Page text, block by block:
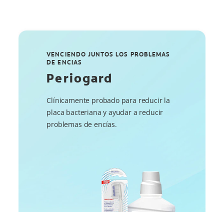
VENCIENDO JUNTOS LOS PROBLEMAS
DE ENCIAS
Periogard
Clínicamente probado para reducir la
placa bacteriana y ayudar a reducir
problemas de encías.